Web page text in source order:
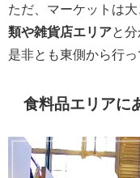
ただ、マーケットは大
類や雑貨店エリアと
是非とも東側から行っ
食料品エリアに